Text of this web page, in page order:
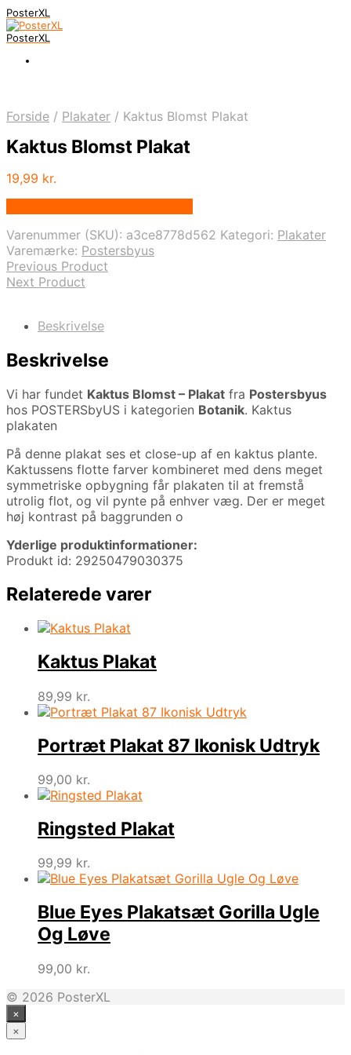
PosterXL
PosterXL
Forside / Plakater / Kaktus Blomst Plakat
Kaktus Blomst Plakat
19,99 kr.
Varenummer (SKU): a3ce8778d562 Kategori: Plakater
Varemærke: Postersbyus
Previous Product
Next Product
Beskrivelse
Beskrivelse
Vi har fundet Kaktus Blomst – Plakat fra Postersbyus
hos POSTERSbyUS i kategorien Botanik. Kaktus
plakaten
På denne plakat ses et close-up af en kaktus plante.
Kaktussens flotte farver kombineret med dens meget
symmetriske opbygning får plakaten til at fremstå
utrolig flot, og vil pynte på enhver væg. Der er meget
høj kontrast på baggrunden o
Yderlige produktinformationer:
Produkt id: 29250479030375
Relaterede varer
Kaktus Plakat
89,99 kr.
Portræt Plakat 87 Ikonisk Udtryk
99,00 kr.
Ringsted Plakat
99,99 kr.
Blue Eyes Plakatsæt Gorilla Ugle
Og Løve
99,00 kr.
© 2026 PosterXL
×
×